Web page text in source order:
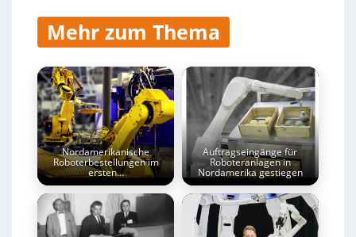
Mehr zum Thema
Nordamerikanische
Roboterbestellungen im
ersten…
Auftragseingänge für
Roboteranlagen in
Nordamerika gestiegen